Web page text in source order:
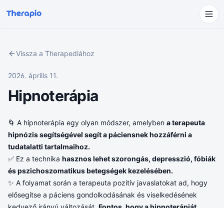
Vissza a Therapediához
2026. április 11.
Hipnoterápia
🌀 A hipnoterápia egy olyan módszer, amelyben a terapeuta
hipnózis segítségével segít a páciensnek hozzáférni a
tudatalatti tartalmaihoz.
✅ Ez a technika hasznos lehet szorongás, depresszió, fóbiák
és pszichoszomatikus betegségek kezelésében.
✨ A folyamat során a terapeuta pozitív javaslatokat ad, hogy
elősegítse a páciens gondolkodásának és viselkedésének